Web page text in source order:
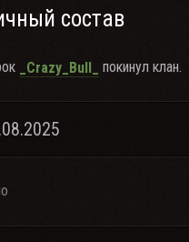
состав
_Crazy_Bull_ покинул клан.